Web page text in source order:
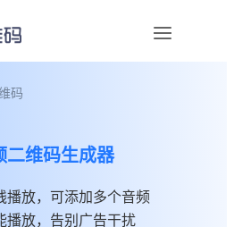
码
二维码生成器
播放，可添加多个音频
播放，告别广告干扰